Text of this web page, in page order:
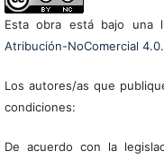
Esta obra está bajo una
Atribución-NoComercial 4.0.
Los autores/as que
condiciones:
De acuerdo con la